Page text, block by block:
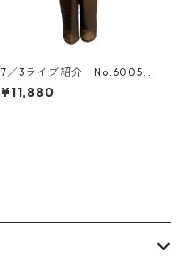
7／3ライブ紹介 No.6005裾
シアーパンツ
¥11,880